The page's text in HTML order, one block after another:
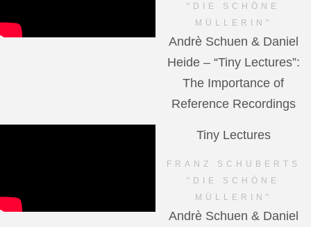
"DIE SCHÖNE
MÜLLERIN"
Andrè Schuen & Daniel
Heide – “Tiny Lectures”:
The Importance of
Reference Recordings
Tiny Lectures
FRANZ SCHUBERTS
"DIE SCHÖNE
MÜLLERIN"
Andrè Schuen & Daniel